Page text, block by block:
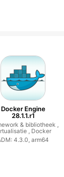
Docker Engine
28.1.1.r1
& bibliotheek ,
, Docker
4.3.0, arm64